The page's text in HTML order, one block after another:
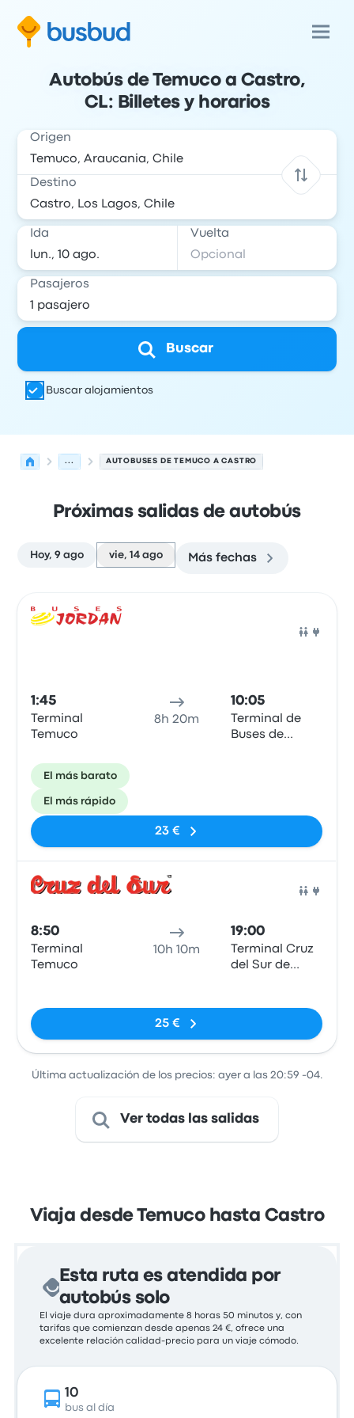
Autobús de Temuco a Castro,
CL: Billetes y horarios
Origen
Destino
Ida Vuelta
Pasajeros
Buscar
Buscar alojamientos
... AUTOBUSES DE TEMUCO A CASTRO
Próximas salidas de autobús
Hoy, 9 ago vie, 14 ago Más fechas
1:45
Terminal
Temuco
8h 20m
10:05
Terminal de
Buses de
El más barato
El más rápido
23 €
8:50
Terminal
Temuco
10h 10m
19:00
Terminal Cruz
del Sur de
25 €
Última actualización de los precios: ayer a las 20:59 -04.
Ver todas las salidas
Viaja desde Temuco hasta Castro
Esta ruta es atendida por
autobús solo
El viaje dura aproximadamente 8 horas 50 minutos y, con
tarifas que comienzan desde apenas 24 €, ofrece una
excelente relación calidad-precio para un viaje cómodo.
10
bus al día